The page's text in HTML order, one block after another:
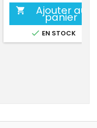
 Ajouter au
panier
 EN STOCK